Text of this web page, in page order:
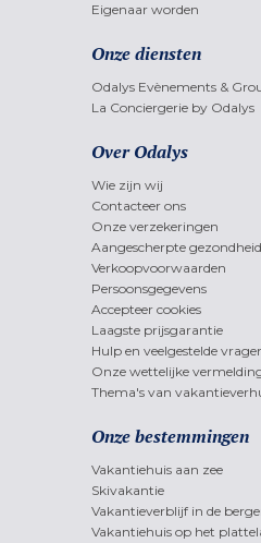
Eigenaar worden
Onze diensten
Odalys Evènements &
La Conciergerie by Odalys
Over Odalys
Wie zijn wij
Contacteer ons
Onze verzekeringen
Aangescherpte
Verkoopvoorwaarden
Persoonsgegevens
Accepteer cookies
Laagste prijsgarantie
Hulp en veelgestelde
Onze wettelijke
Thema's van
Onze bestemmingen
Vakantiehuis aan zee
Skivakantie
Vakantieverblijf in de
Vakantiehuis op het